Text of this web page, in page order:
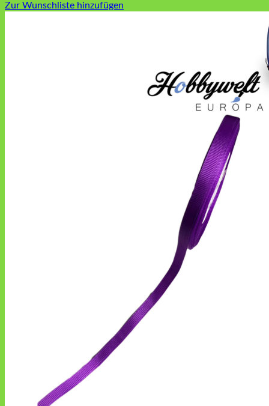
Zur Wunschliste hinzufügen